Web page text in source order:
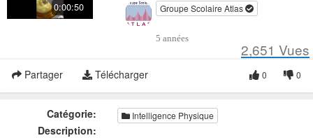
0:00:50 Groupe Scolaire Atlas
5 années
2,651 Vues
Partager Télécharger 0
0
Catégorie: Intelligence Physique
Description: